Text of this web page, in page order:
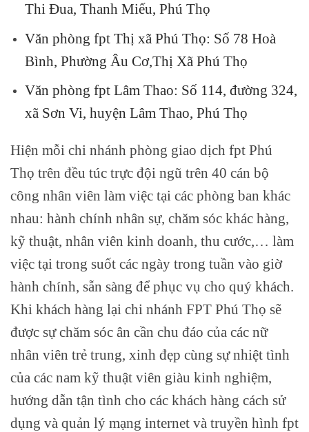
Thi Đua, Thanh Miếu, Phú Thọ
Văn phòng fpt Thị xã Phú Thọ: Số 78 Hoà
Bình, Phường Âu Cơ,Thị Xã Phú Thọ
Văn phòng fpt Lâm Thao: Số 114, đường 324,
xã Sơn Vi, huyện Lâm Thao, Phú Thọ
Hiện mỗi chi nhánh phòng giao dịch fpt Phú
Thọ trên đều túc trực đội ngũ trên 40 cán bộ
công nhân viên làm việc tại các phòng ban khác
nhau: hành chính nhân sự, chăm sóc khác hàng,
kỹ thuật, nhân viên kinh doanh, thu cước,… làm
việc tại trong suốt các ngày trong tuần vào giờ
hành chính, sẵn sàng để phục vụ cho quý khách.
Khi khách hàng lại chi nhánh FPT Phú Thọ sẽ
được sự chăm sóc ân cần chu đáo của các nữ
nhân viên trẻ trung, xinh đẹp cùng sự nhiệt tình
của các nam kỹ thuật viên giàu kinh nghiệm,
hướng dẫn tận tình cho các khách hàng cách sử
dụng và quản lý mạng internet và truyền hình fpt